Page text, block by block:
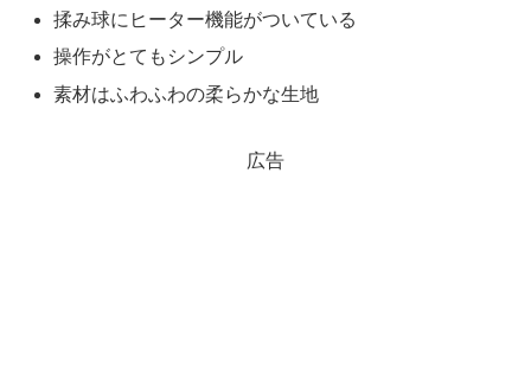
揉み球にヒーター機能がついている
操作がとてもシンプル
素材はふわふわの柔らかな生地
広告